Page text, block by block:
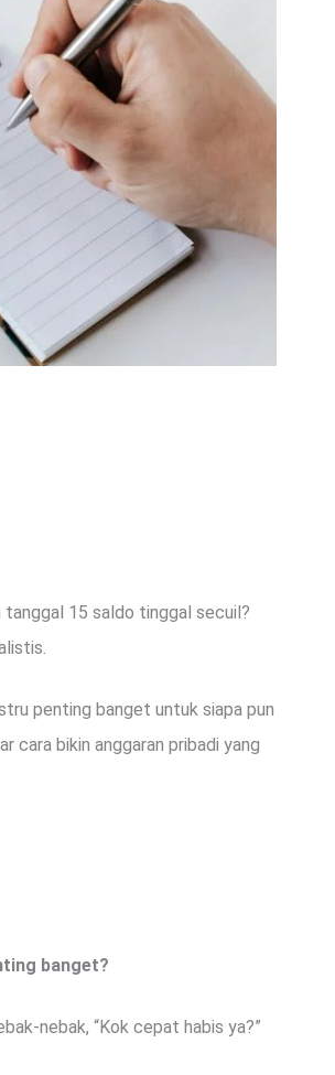
tanggal 15 saldo tinggal secuil?
penting banget untuk siapa pun
cara bikin anggaran pribadi yang
banget?
nebak, “Kok cepat habis ya?”